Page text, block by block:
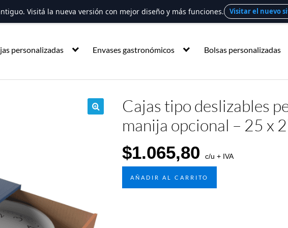
personalizadas Envases gastronómicos Bolsas personalizadas
Cajas tipo deslizables
manija opcional – 25 x
$1.065,80 c/u + IVA
AÑADIR AL CARRITO
Visitá la nueva versión con mejor diseño y más funciones. Visitar el nuevo